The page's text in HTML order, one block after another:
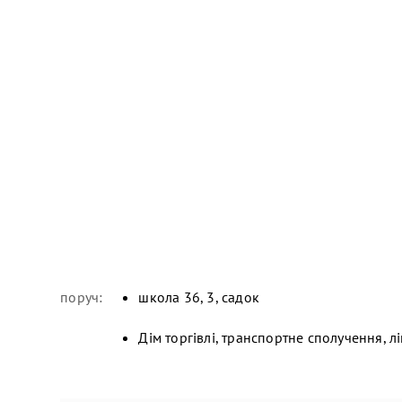
поруч: школа 36, 3, садок
Дім торгівлі, транспортне сполучення,